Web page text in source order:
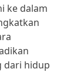
ke dalam
dari hidup